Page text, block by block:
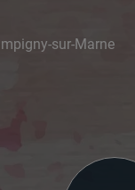
sur-Marne